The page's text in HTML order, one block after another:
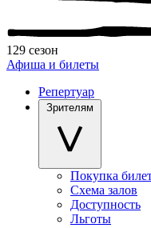
129 сезон
Афиша и билеты
Репертуар
Зрителям
Покупка
Схема залов
Доступность
Льготы